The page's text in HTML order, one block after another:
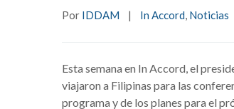
Por IDDAM | In Accord, Noticias
Esta semana en In Accord, el
viajaron a Filipinas para las
programa y de los planes para el